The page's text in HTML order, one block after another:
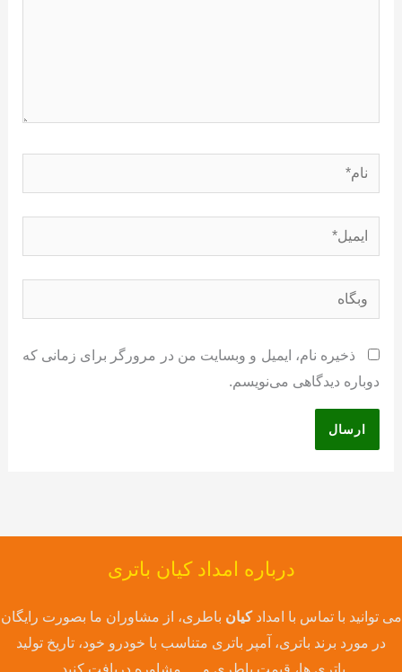
نام*
ایمیل*
وبگاه
ذخیره نام، ایمیل و وبسایت من در مرورگر برای زمانی که
دوباره دیدگاهی می‌نویسم.
درباره امداد کیان باتری
می توانید با تماس با امدادکیان باطری، از مشاوران ما بصورت رایگان
در مورد برند باتری، آمپر باتری متناسب با خودرو خود، تاریخ تولید
باتری ها، قیمت باطری و … مشاوره دریافت کنید.